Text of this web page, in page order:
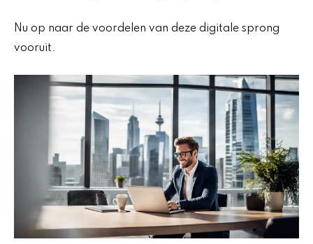
Nu op naar de voordelen van deze digitale sprong
vooruit.